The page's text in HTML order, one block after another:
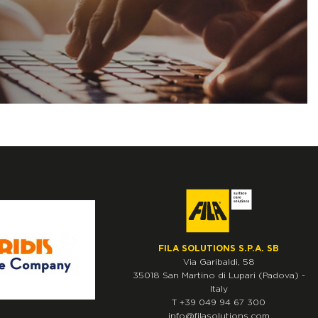
FILA SOLUTIONS S.P.A. SB
Via Garibaldi, 58
35018 San Martino di Lupari (Padova) -
Italy
T +39 049 94 67 300
info@filasolutions.com